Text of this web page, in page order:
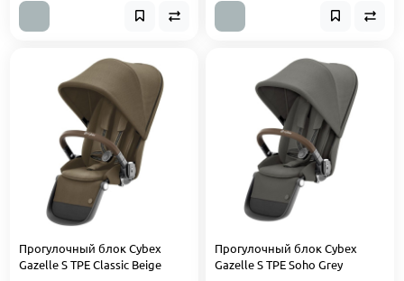
Прогулочный блок Cybex
Gazelle S TPE Classic Beige
Прогулочный блок Cybex
Gazelle S TPE Soho Grey